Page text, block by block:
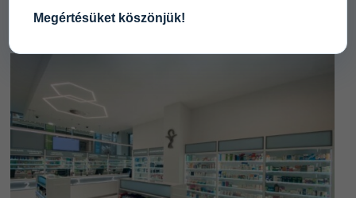
Megértésüket köszönjük!